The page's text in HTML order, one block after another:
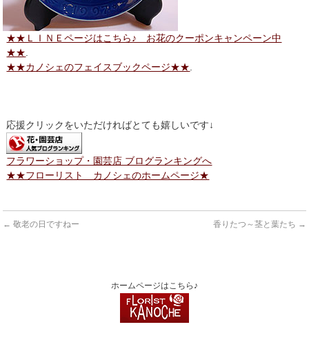
★★ＬＩＮＥページはこちら♪ お花のクーポンキャンペーン中
★★.
★★カノシェのフェイスブックページ★★.
応援クリックをいただければとても嬉しいです↓
フラワーショップ・園芸店 ブログランキングへ
★★フローリスト カノシェのホームページ★
← 敬老の日ですねー 香りたつ～茎と葉たち →
ホームページはこちら♪